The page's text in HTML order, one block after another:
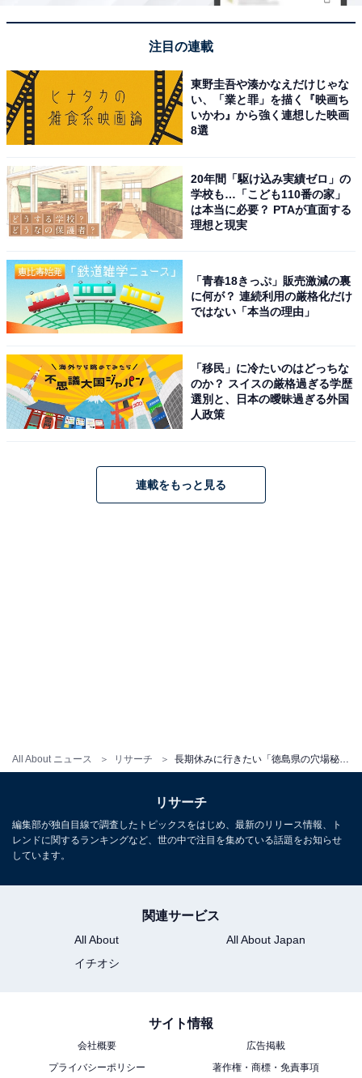
All About ニュース リサーチ
※回答者のコメントは原文ママです
次ページ
る
注目の連載
東野圭吾や湊かなえだけじゃな
い、「業と罪」を描く『映画ち
いかわ』から強く連想した映画
8選
20年間「駆け込み実績ゼロ」の
学校も…「こども110番の家」
は本当に必要？ PTAが直面する
理想と現実
「青春18きっぷ」販売激減の裏
に何が？ 連続利用の厳格化だけ
ではない「本当の理由」
「移民」に冷たいのはどっちな
のか？ スイスの厳格過ぎる学歴
選別と、日本の曖昧過ぎる外国
人政策
連載をもっと見る
リサーチ
編集部が独自目線で調査したトピックスをはじめ、最新のリリース情報、ト
レンドに関するランキングなど、世の中で注目を集めている話題をお知らせ
しています。
関連サービス
All About
All About Japan
イチオシ
サイト情報
会社概要
広告掲載
プライバシーポリシー
著作権・商標・免責事項